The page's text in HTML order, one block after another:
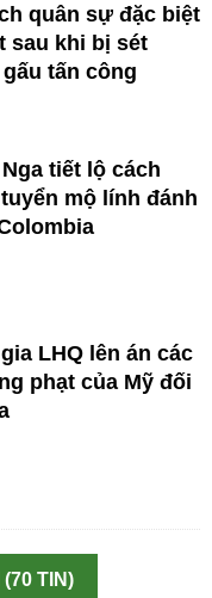
quân sự đặc biệt
sau khi bị sét
tấn công
tiết lộ cách
mộ lính đánh
LHQ lên án các
phạt của Mỹ đối
TIN)